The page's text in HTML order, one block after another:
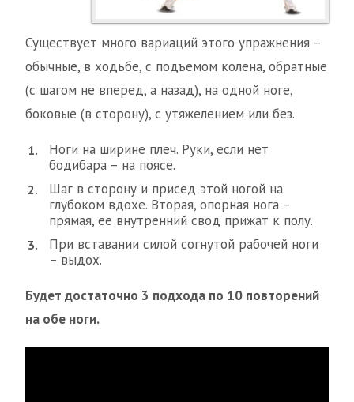
Существует много вариаций этого упражнения –
обычные, в ходьбе, с подъемом колена, обратные
(с шагом не вперед, а назад), на одной ноге,
боковые (в сторону), с утяжелением или без.
Ноги на ширине плеч. Руки, если нет
бодибара – на поясе.
Шаг в сторону и присед этой ногой на
глубоком вдохе. Вторая, опорная нога –
прямая, ее внутренний свод прижат к полу.
При вставании силой согнутой рабочей ноги
– выдох.
Будет достаточно 3 подхода по 10 повторений
на обе ноги.